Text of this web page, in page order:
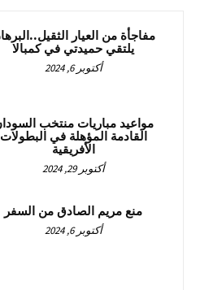
مفاجأة من العيار
يلتقي حميدتي في كمبالا
أكتوبر 6, 2024
مواعيد مباريات منتخب
القادمة المؤهلة في البطولات
الأفريقية
أكتوبر 29, 2024
منع مريم الصادق من السفر
أكتوبر 6, 2024